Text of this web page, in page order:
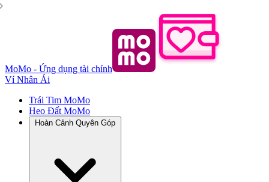
MoMo - Ứng dụng tài chính
Ví Nhân Ái
Trái Tim MoMo
Heo Đất MoMo
Hoàn Cảnh Quyên Góp